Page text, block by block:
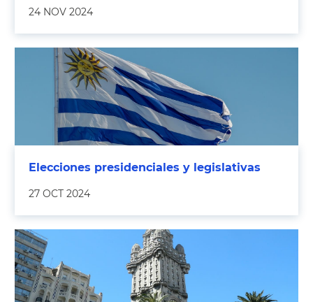
24 NOV 2024
Elecciones presidenciales y legislativas
27 OCT 2024